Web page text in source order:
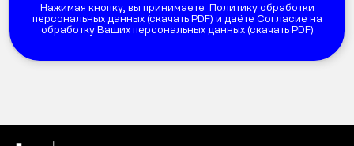
Нажимая кнопку, вы принимаете Политику обработки
персональных данных (скачать PDF) и даёте Согласие на
обработку Ваших персональных данных (скачать PDF)